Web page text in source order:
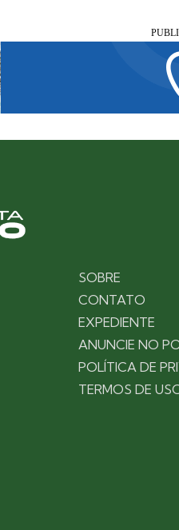
SOBRE
CONTATO
EXPEDIENTE
ANUNCIE NO
POLÍTICA DE
TERMOS DE